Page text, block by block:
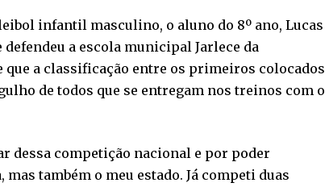
infantil masculino, o aluno do 8º ano, Lucas
defendeu a escola municipal Jarlece da
que a classificação entre os primeiros colocados
de todos que se entregam nos treinos com o
dessa competição nacional e por poder
também o meu estado. Já competi duas